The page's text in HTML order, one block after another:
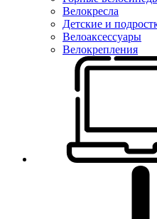
Велокресла
Детские и
Велоаксессуары
Велокрепления